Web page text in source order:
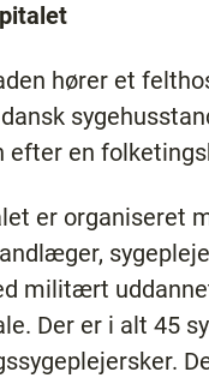
hører et
efter en
er organiseret
militært
Der er i alt 45